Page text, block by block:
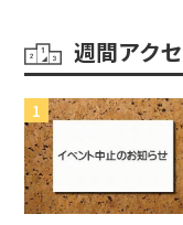
週間アク